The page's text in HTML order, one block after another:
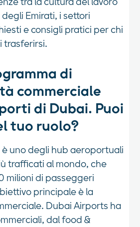
tra la cultura del lavoro
Emirati, i settori
e consigli pratici per chi
trasferirsi.
di
commerciale
di Dubai. Puoi
tuo ruolo?
uno degli hub aeroportuali
trafficati al mondo, che
milioni di passeggeri
principale è la
Dubai Airports ha
dal food &